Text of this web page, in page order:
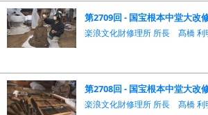
第2709回 - 国宝根本中堂大改
楽浪文化財修理所 所長 髙橋 利
第2708回 - 国宝根本中堂大改
楽浪文化財修理所 所長 髙橋 利